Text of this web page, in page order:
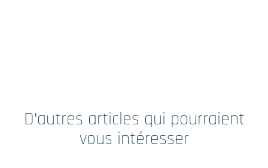
D’autres articles qui pourraient
vous intéresser